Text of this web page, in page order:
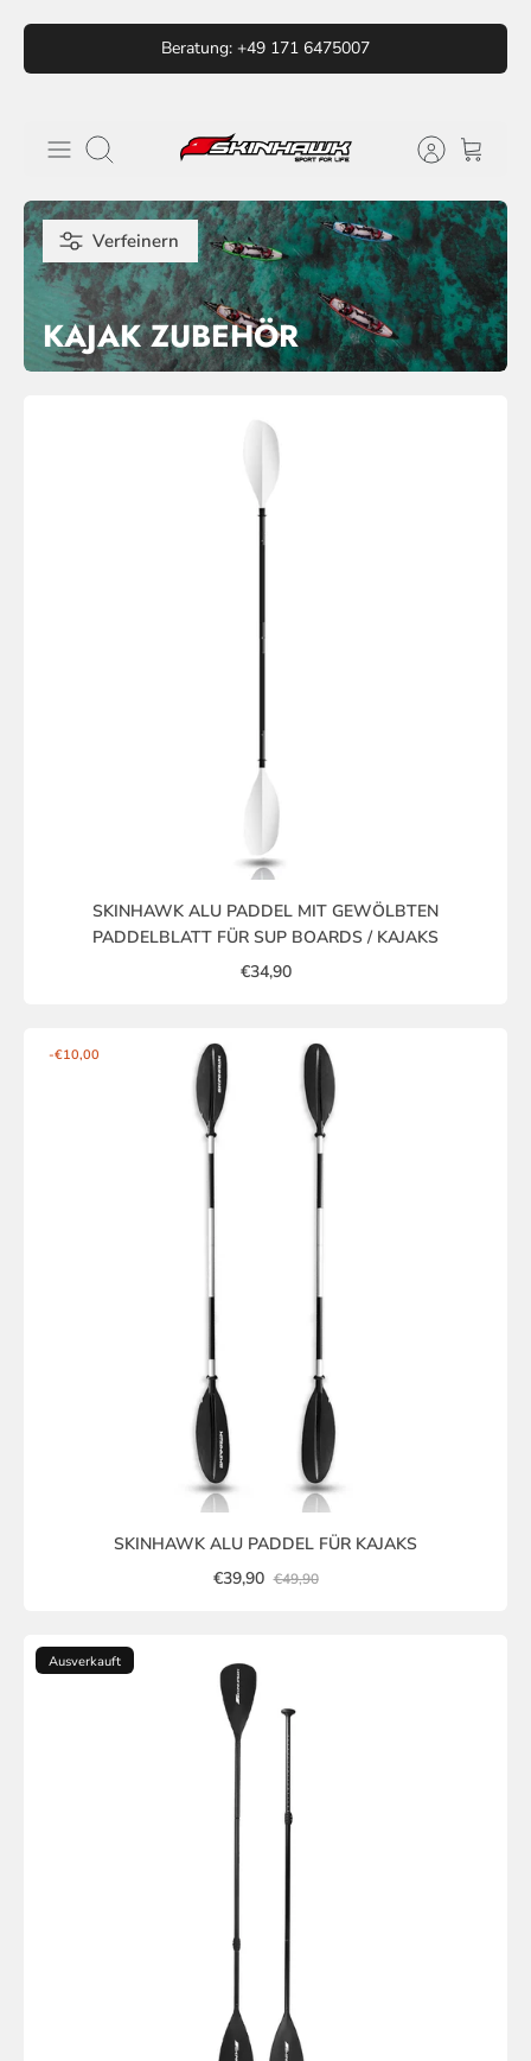
Direkt
zum
Beratung: +49 171 6475007
Suchen
Verfeinern
KAJAK ZUBEHÖR
SKINHAWK ALU PADDEL MIT GEWÖLBTEN
PADDELBLATT FÜR SUP BOARDS / KAJAKS
€34,90
-€10,00
SKINHAWK ALU PADDEL FÜR KAJAKS
€39,90 €49,90
Ausverkauft